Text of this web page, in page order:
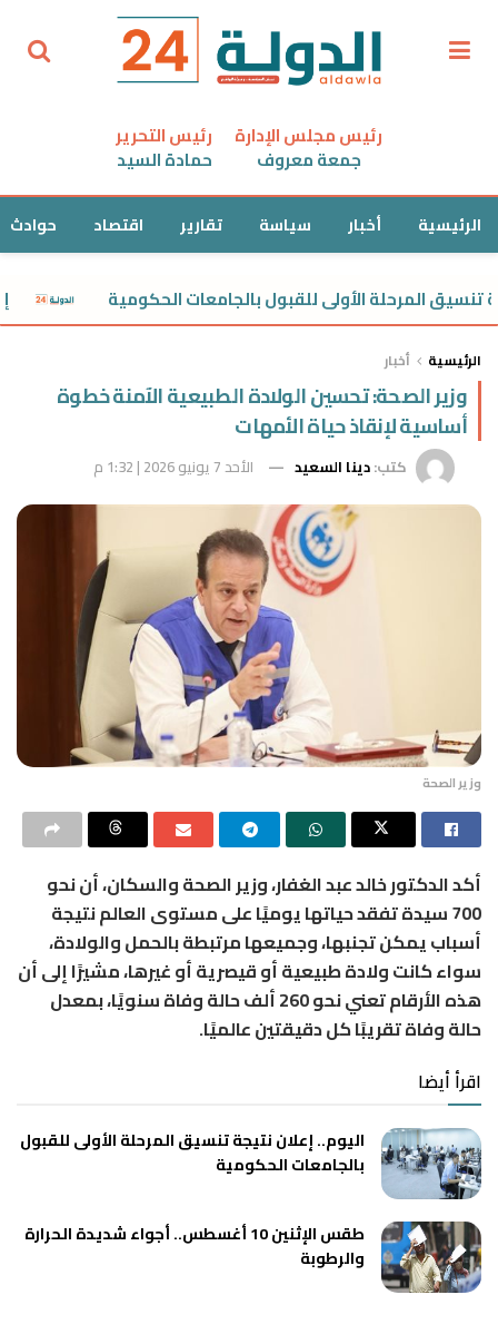
رئيس مجلس الإدارة
جمعة معروف
رئيس التحرير
حمادة السيد
الرئيسية أخبار سياسة تقارير اقتصاد حوادث
المرحلة الأولى للقبول بالجامعات الحكومية إصابة 7 سيدات في انقلاب توك توك ببني سويف
الرئيسية أخبار
وزير الصحة: تحسين الولادة الطبيعية الآمنة خطوة
أساسية لإنقاذ حياة الأمهات
كتب:دينا السعيد الأحد 7 يونيو 2026 | 1:32 م
وزير الصحة
أكد الدكتور خالد عبد الغفار، وزير الصحة والسكان، أن نحو
700 سيدة تفقد حياتها يوميًا على مستوى العالم نتيجة
أسباب يمكن تجنبها، وجميعها مرتبطة بالحمل والولادة،
سواء كانت ولادة طبيعية أو قيصرية أو غيرها، مشيرًا إلى أن
هذه الأرقام تعني نحو 260 ألف حالة وفاة سنويًا، بمعدل
حالة وفاة تقريبًا كل دقيقتين عالميًا.
اقرأ أيضا
اليوم.. إعلان نتيجة تنسيق المرحلة الأولى للقبول
بالجامعات الحكومية
طقس الإثنين 10 أغسطس.. أجواء شديدة الحرارة
والرطوبة